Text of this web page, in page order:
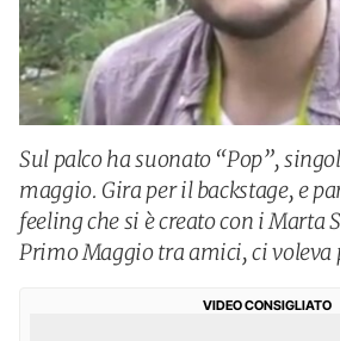
Sul palco ha suonato “Pop”,
maggio. Gira per il backstage, e
feeling che si è creato con i Marta
Primo Maggio tra amici, ci voleva
VIDEO CONSIGLIATO